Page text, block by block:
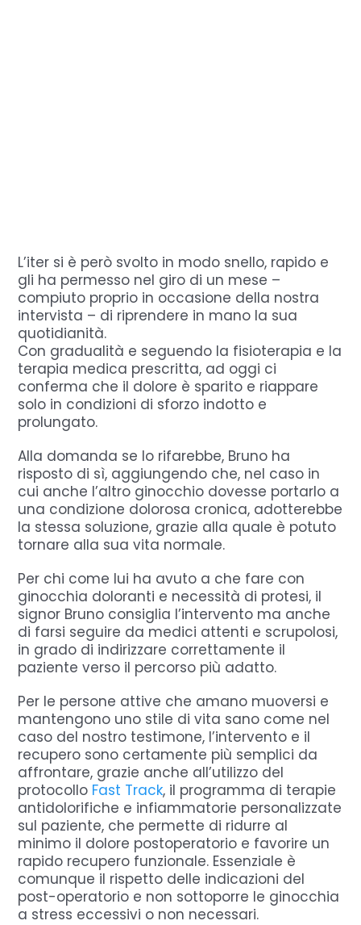
L’iter si è però svolto in modo snello, rapido e
gli ha permesso nel giro di un mese –
compiuto proprio in occasione della nostra
intervista – di riprendere in mano la sua
quotidianità.
Con gradualità e seguendo la fisioterapia e la
terapia medica prescritta, ad oggi ci
conferma che il dolore è sparito e riappare
solo in condizioni di sforzo indotto e
prolungato.
Alla domanda se lo rifarebbe, Bruno ha
risposto di sì, aggiungendo che, nel caso in
cui anche l’altro ginocchio dovesse portarlo a
una condizione dolorosa cronica, adotterebbe
la stessa soluzione, grazie alla quale è potuto
tornare alla sua vita normale.
Per chi come lui ha avuto a che fare con
ginocchia doloranti e necessità di protesi, il
signor Bruno consiglia l’intervento ma anche
di farsi seguire da medici attenti e scrupolosi,
in grado di indirizzare correttamente il
paziente verso il percorso più adatto.
Per le persone attive che amano muoversi e
mantengono uno stile di vita sano come nel
caso del nostro testimone, l’intervento e il
recupero sono certamente più semplici da
affrontare, grazie anche all’utilizzo del
protocollo Fast Track, il programma di terapie
antidolorifiche e infiammatorie personalizzate
sul paziente, che permette di ridurre al
minimo il dolore postoperatorio e favorire un
rapido recupero funzionale. Essenziale è
comunque il rispetto delle indicazioni del
post-operatorio e non sottoporre le ginocchia
a stress eccessivi o non necessari.